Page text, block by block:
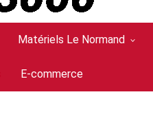
Matériels Le Normand
E-commerce